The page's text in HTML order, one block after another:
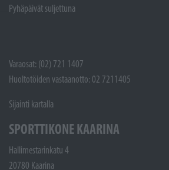
Pyhäpäivät suljettuna
Varaosat: (02) 721 1407
Huoltotöiden vastaanotto: 02 7211405
Sijainti kartalla
SPORTTIKONE KAARINA
Hallimestarinkatu 4
20780 Kaarina